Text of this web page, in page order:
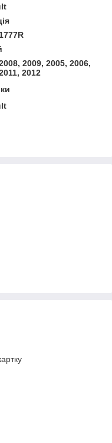
2009, 2005, 2006,
2012